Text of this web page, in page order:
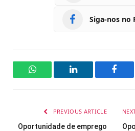
Siga-nos no
WhatsAppLinkedIn
PREVIOUS ARTICLE
Oportunidade de emprego